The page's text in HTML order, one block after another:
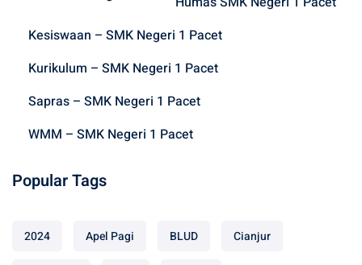
Kesiswaan – SMK Negeri 1 Pacet
Kurikulum – SMK Negeri 1 Pacet
Sapras – SMK Negeri 1 Pacet
WMM – SMK Negeri 1 Pacet
Popular Tags
2024 Apel Pagi BLUD Cianjur